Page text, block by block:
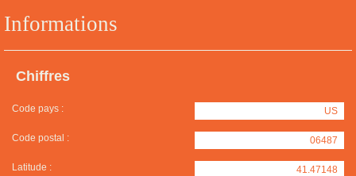
Informations
Chiffres
Code pays : US
Code postal : 06487
Latitude : 41.47148